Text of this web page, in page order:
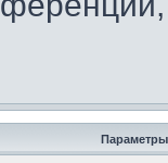
Параметры